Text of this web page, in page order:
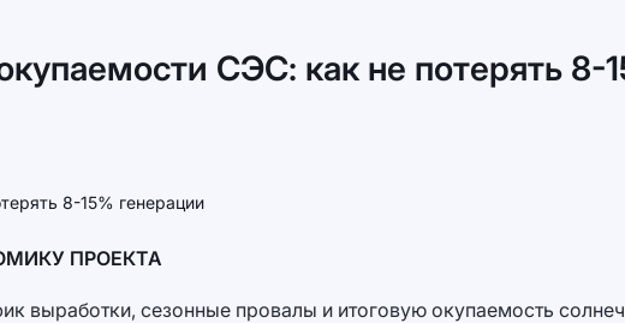
СЭС: как не потерять 8-
ПРОЕКТА
выработки, сезонные провалы и итоговую окупаемость